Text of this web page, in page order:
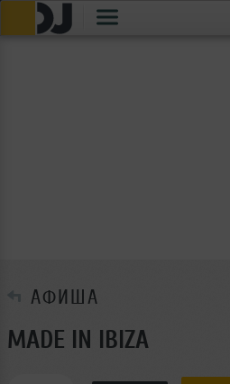
АФИША
MADE IN IBIZA